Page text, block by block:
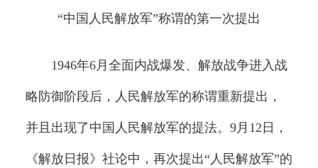
“中国人民解放军”称谓的第一次提出
1946年6月全面内战爆发、解放战争进入战
略防御阶段后，人民解放军的称谓重新提出，
并且出现了中国人民解放军的提法。9月12日，
《解放日报》社论中，再次提出“人民解放军”的